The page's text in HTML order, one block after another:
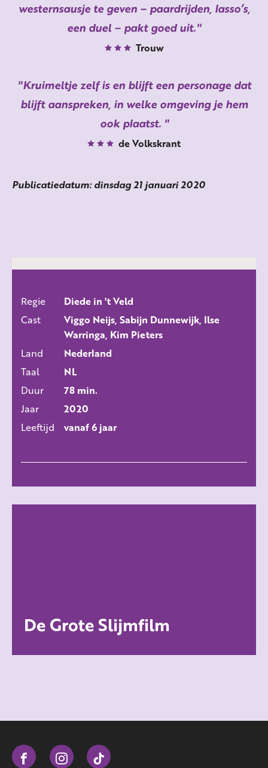
westernsausje te geven – paardrijden, lasso’s,
een duel – pakt goed uit.
Trouw
Kruimeltje zelf is en blijft een personage dat
blijft aanspreken, in welke omgeving je hem
ook plaatst.
de Volkskrant
Publicatiedatum: dinsdag 21 januari 2020
Regie
Diede in 't Veld
Cast
Viggo Neijs, Sabijn Dunnewijk, Ilse
Warringa, Kim Pieters
Land
Nederland
Taal
NL
Duur
78 min.
Jaar
2020
Leeftijd
vanaf 6 jaar
De Grote Slijmfilm